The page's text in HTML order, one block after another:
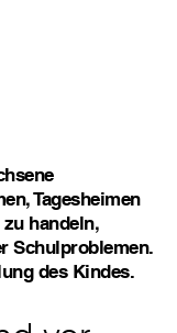
Tagesheimen
handeln,
Schulproblemen.
des Kindes.